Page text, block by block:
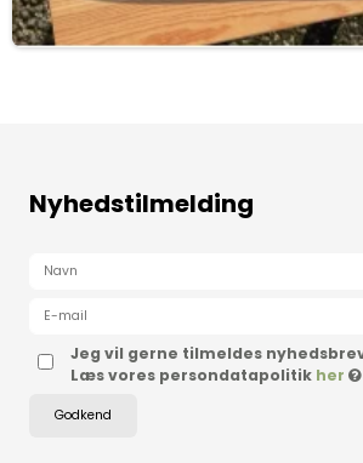
Nyhedstilmelding
Jeg vil gerne tilmeldes
Læs vores persondatapolitik her
Godkend